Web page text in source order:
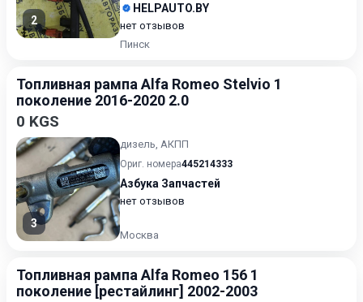
2
HELPAUTO.BY
нет отзывов
Пинск
Топливная рампа Alfa Romeo Stelvio 1
поколение 2016-2020 2.0
0 KGS
3
дизель, АКПП
Ориг. номера445214333
Азбука Запчастей
нет отзывов
Москва
Топливная рампа Alfa Romeo 156 1
поколение [рестайлинг] 2002-2003